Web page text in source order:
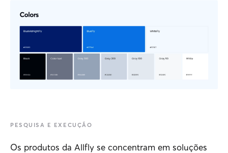
PESQUISA E EXECUÇÃO
Os produtos da Allfly se concentram em soluções